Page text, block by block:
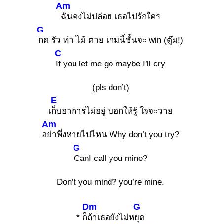
Am
ฉันคงไม่ปล่อย เธอไปรักใคร
G
กด รัว ท่า ไม้ ตาย เกมนี้ชั้นจะ win (ตู๊ม!)
C
If you let me go maybe I’ll cry
(pls don’t)
เ
E
ก็บอาการไม่อยู่ บอกให้รู้ ใจจะวาย
อ
Am
ย่าพึ่งหายไปไหน Why don’t you try?
G
CanI call you mine?
Don’t you mind? you’re mine.
* ก็
Dm
ถ้าเธอยังไม่ห
G
ยุด